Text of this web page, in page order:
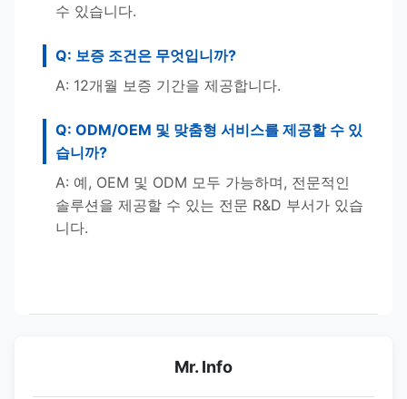
수 있습니다.
Q: 보증 조건은 무엇입니까?
A: 12개월 보증 기간을 제공합니다.
Q: ODM/OEM 및 맞춤형 서비스를 제공할 수 있
습니까?
A: 예, OEM 및 ODM 모두 가능하며, 전문적인
솔루션을 제공할 수 있는 전문 R&D 부서가 있습
니다.
Mr. Info